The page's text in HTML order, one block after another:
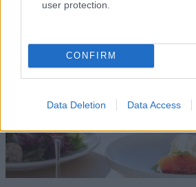
user protection.
CONFIRM
Data Deletion Data Access